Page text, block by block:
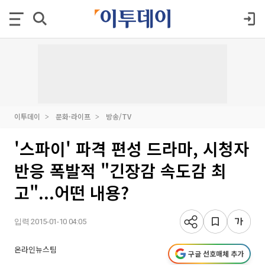
이투데이 문화·라이프 방송/TV
'스파이' 파격 편성 드라마, 시청자
반응 폭발적 "긴장감 속도감 최
고"...어떤 내용?
입력 2015-01-10 04:05
온라인뉴스팀 구글 선호매체 추가